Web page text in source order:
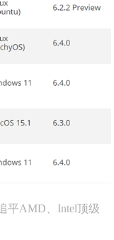
平AMD、Intel顶级